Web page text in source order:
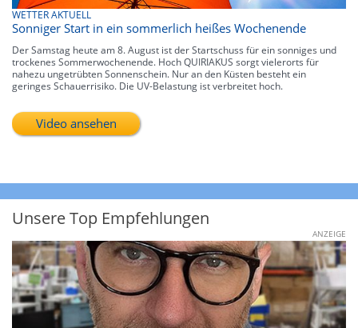
WETTER AKTUELL
Sonniger Start in ein sommerlich heißes Wochenende
Der Samstag heute am 8. August ist der Startschuss für ein sonniges und
trockenes Sommerwochenende. Hoch QUIRIAKUS sorgt vielerorts für
nahezu ungetrübten Sonnenschein. Nur an den Küsten besteht ein
geringes Schauerrisiko. Die UV-Belastung ist verbreitet hoch.
Video ansehen
Unsere Top Empfehlungen
ANZEIGE